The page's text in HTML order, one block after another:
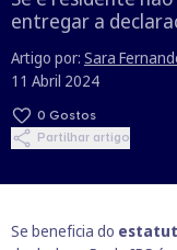
entregar a
Artigo por: Sara
11 Abril 2024
0 Gostos
Partilhar artigo
Se beneficia do